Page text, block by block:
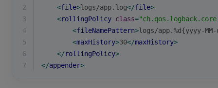
2
<file>logs/app.log</file>
3
<rollingPolicy class=
4
<fileNamePattern>logs/app.%d{yyyy-
5
<maxHistory>30</maxHistory>
6
</rollingPolicy>
7
</appender>